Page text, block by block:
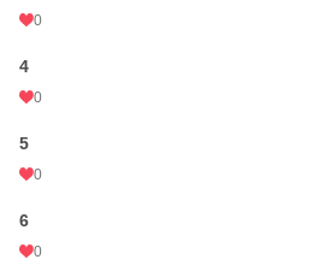
0
4
0
5
0
6
0